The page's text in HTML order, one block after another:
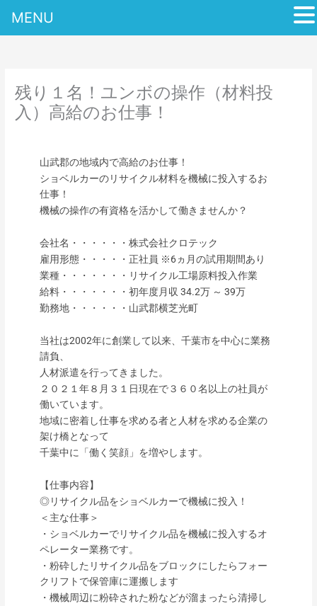
内
残り１名！ユンボの操作（材料投
入）高給のお仕事！
山武郡の地域内で高給のお仕事！
ショベルカーのリサイクル材料を機械に投入するお
仕事！
機械の操作の有資格を活かして働きませんか？
会社名・・・・・・株式会社クロテック
雇用形態・・・・・正社員 ※6ヵ月の試用期間あり
業種・・・・・・・リサイクル工場原料投入作業
給料・・・・・・・初年度月収 34.2万 ～ 39万
勤務地・・・・・・山武郡横芝光町
当社は2002年に創業して以来、千葉市を中心に業務
請負、
人材派遣を行ってきました。
２０２１年８月３１日現在で３６０名以上の社員が
働いています。
地域に密着し仕事を求める者と人材を求める企業の
架け橋となって
千葉中に「働く笑顔」を増やします。
【仕事内容】
◎リサイクル品をショベルカーで機械に投入！
＜主な仕事＞
・ショベルカーでリサイクル品を機械に投入するオ
ペレーター業務です。
・粉砕したリサイクル品をブロックにしたらフォー
クリフトで保管庫に運搬します
・機械周辺に粉砕された粉などが溜まったら清掃し
MENU